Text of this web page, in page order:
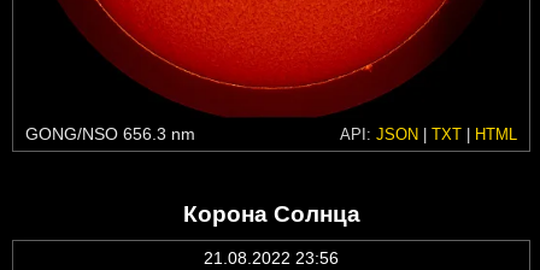
GONG/NSO 656.3 nm API: JSON | TXT | HTML
Корона Солнца
21.08.2022 23:56